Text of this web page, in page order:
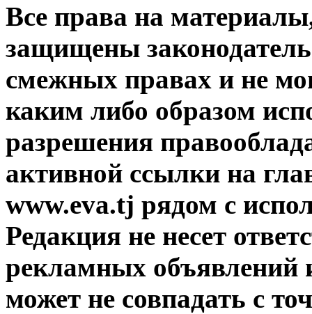
Все права на
защищены
смежных правах и не
каким либо образом
разрешения
активной ссылки на
www.eva.tj рядом с
Редакция не несет
рекламных объявлений
может не совпадать с